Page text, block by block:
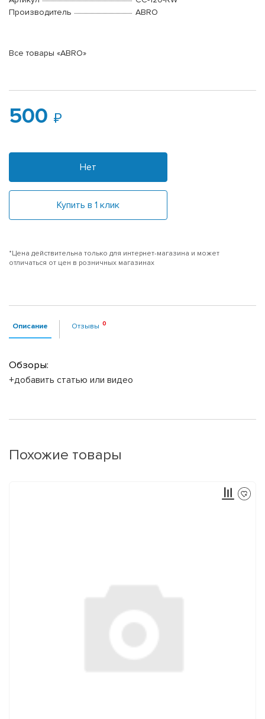
Производитель
ABRO
Все товары «ABRO»
500
Нет
Купить в 1 клик
*Цена действительна только для интернет-магазина и может
отличаться от цен в розничных магазинах
Описание Отзывы
Обзоры:
+добавить статью или видео
Похожие товары